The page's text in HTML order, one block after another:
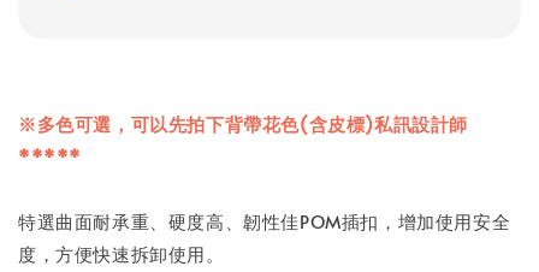
※多色可選，可以先拍下背帶花色(含皮標)私訊設計師
*****
特選曲面耐承重、硬度高、韌性佳POM插扣，增加使用安全
度，方便快速拆卸使用。